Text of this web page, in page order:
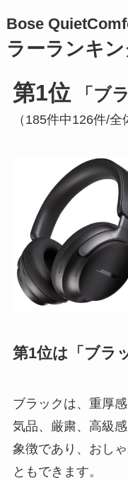
Bose
ラーランキ
第1位 「ブ
（185件中126件/全
第1位は「ブラ
ブラックは、重厚
気品、厳粛、高級
象徴であり、おし
ともできます。